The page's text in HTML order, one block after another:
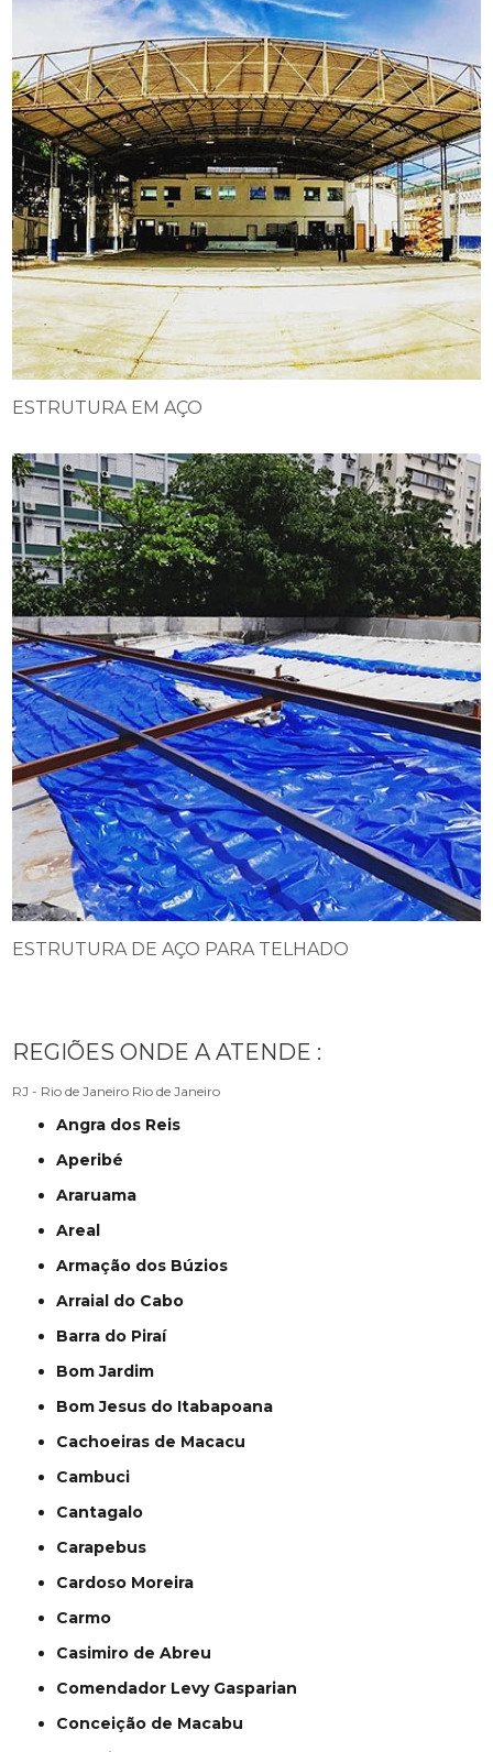
ESTRUTURA EM AÇO
ESTRUTURA DE AÇO PARA TELHADO
REGIÕES ONDE A ATENDE :
RJ - Rio de Janeiro Rio de Janeiro
Angra dos Reis
Aperibé
Araruama
Areal
Armação dos Búzios
Arraial do Cabo
Barra do Piraí
Bom Jardim
Bom Jesus do Itabapoana
Cachoeiras de Macacu
Cambuci
Cantagalo
Carapebus
Cardoso Moreira
Carmo
Casimiro de Abreu
Comendador Levy Gasparian
Conceição de Macabu